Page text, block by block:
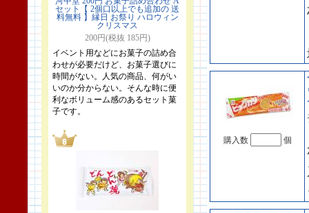
セット【 2個口以上でも追加の 送
料無料 】縁日 お祭り ハロウィン
クリスマス
200円(税抜 185円)
イベント用などにお菓子の詰め合
わせが必要だけど、お菓子選びに
時間がない。人気の商品、何がい
いのか分からない。そんな時に便
利なボリューム感のあるセット菓
子です。
購入数 個